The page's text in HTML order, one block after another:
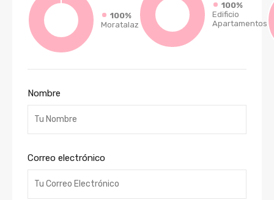
100%
Moratalaz
100%
Edificio
Apartamentos
Nombre
Correo electrónico